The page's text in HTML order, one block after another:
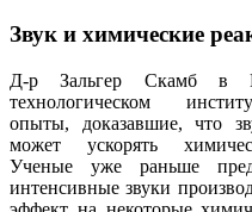
Звук и химические
Д-р Зальгер Скамб в
технологическом
опыты, доказавшие, что
может ускорять
Ученые уже раньше
интенсивные звуки